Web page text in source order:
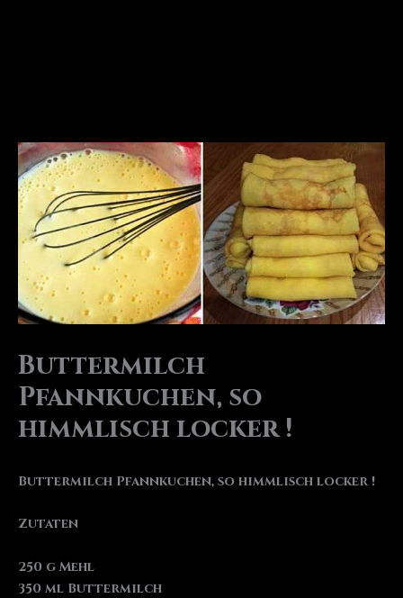
Buttermilch
Pfannkuchen, so
himmlisch locker !
Buttermilch Pfannkuchen, so himmlisch locker !
Zutaten
250 g Mehl
350 ml Buttermilch